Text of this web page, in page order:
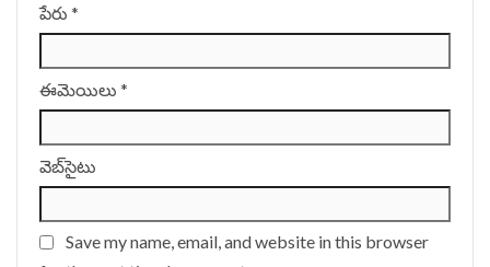
పేరు *
ఈమెయిలు *
వెబ్‌సైటు
Save my name, email, and website in this browser